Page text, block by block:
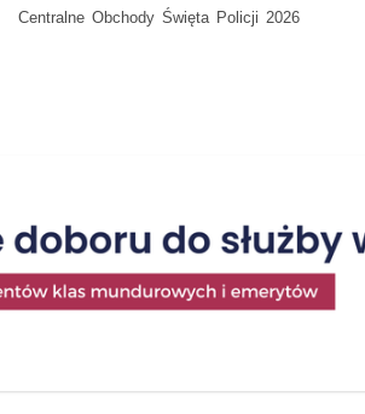
Centralne Obchody Święta Policji 2026